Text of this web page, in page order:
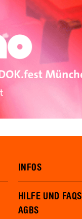
INFOS
HILFE UND FAQS
AGBS